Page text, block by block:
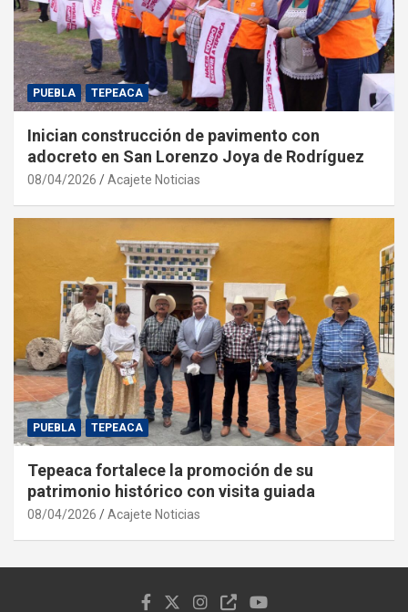
PUEBLA TEPEACA
Inician construcción de pavimento con
adocreto en San Lorenzo Joya de Rodríguez
08/04/2026 Acajete Noticias
PUEBLA TEPEACA
Tepeaca fortalece la promoción de su
patrimonio histórico con visita guiada
08/04/2026 Acajete Noticias